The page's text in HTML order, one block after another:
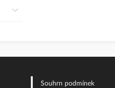
Souhrn podmínek